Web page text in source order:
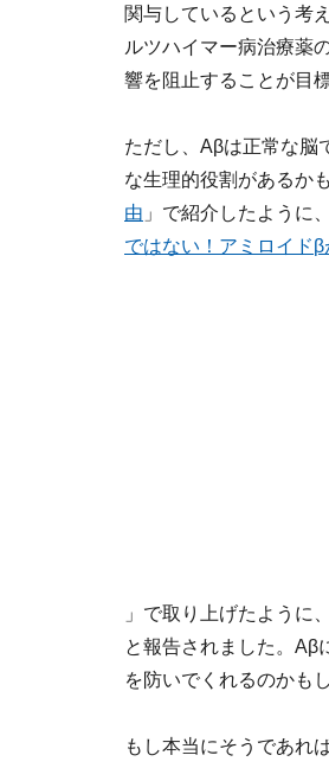
関与しているという考
ルツハイマー病治療薬
響を阻止することが目
ただし、Aβは正常な脳
な生理的役割があるか
由 」で紹介したように
ではない！アミロイド
」で取り上げたように
と報告されました。Aβ
を防いでくれるのかも
もし本当にそうであれ